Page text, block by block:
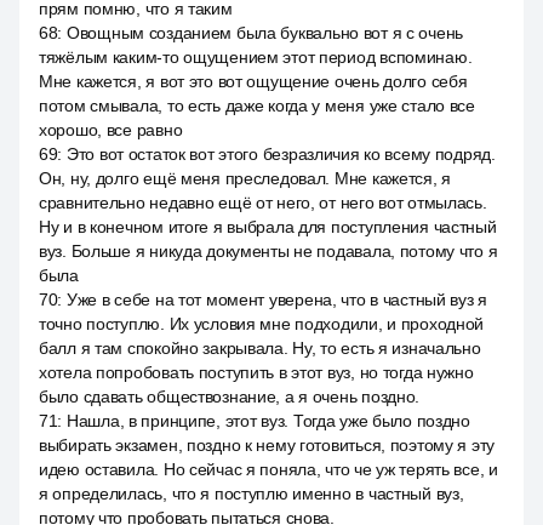
прям помню, что я таким
68: Овощным созданием была буквально вот я с очень
тяжёлым каким-то ощущением этот период вспоминаю.
Мне кажется, я вот это вот ощущение очень долго себя
потом смывала, то есть даже когда у меня уже стало все
хорошо, все равно
69: Это вот остаток вот этого безразличия ко всему подряд.
Он, ну, долго ещё меня преследовал. Мне кажется, я
сравнительно недавно ещё от него, от него вот отмылась.
Ну и в конечном итоге я выбрала для поступления частный
вуз. Больше я никуда документы не подавала, потому что я
была
70: Уже в себе на тот момент уверена, что в частный вуз я
точно поступлю. Их условия мне подходили, и проходной
балл я там спокойно закрывала. Ну, то есть я изначально
хотела попробовать поступить в этот вуз, но тогда нужно
было сдавать обществознание, а я очень поздно.
71: Нашла, в принципе, этот вуз. Тогда уже было поздно
выбирать экзамен, поздно к нему готовиться, поэтому я эту
идею оставила. Но сейчас я поняла, что че уж терять все, и
я определилась, что я поступлю именно в частный вуз,
потому что пробовать пытаться снова.